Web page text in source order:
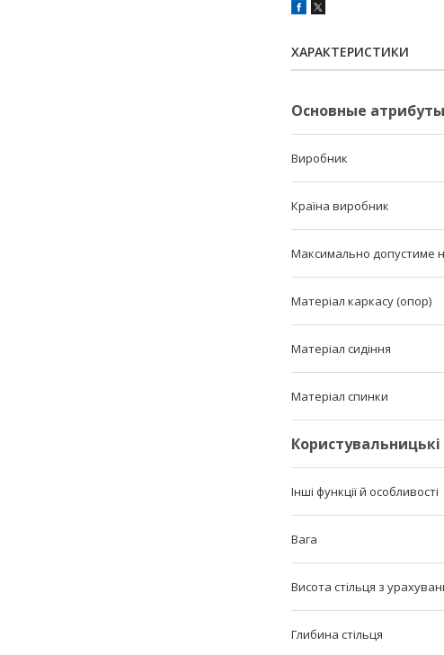
ХАРАКТЕРИСТИКИ
Основные атрибуты
Виробник
Країна виробник
Максимально допустиме
Матеріал каркасу (опор)
Матеріал сидіння
Матеріал спинки
Інші функції й особливості
Вага
Висота стільця з
Глибина стільця